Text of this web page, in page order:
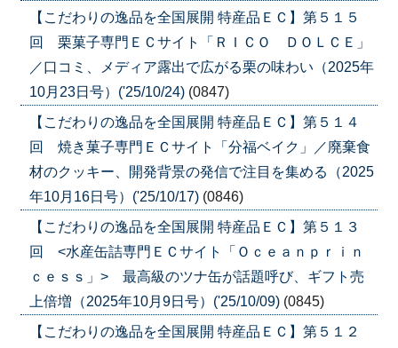
【こだわりの逸品を全国展開 特産品ＥＣ】第５１５
回 栗菓子専門ＥＣサイト「ＲＩＣＯ ＤＯＬＣＥ」
／口コミ、メディア露出で広がる栗の味わい（2025年
10月23日号）('25/10/24) (0847)
【こだわりの逸品を全国展開 特産品ＥＣ】第５１４
回 焼き菓子専門ＥＣサイト「分福ベイク」／廃棄食
材のクッキー、開発背景の発信で注目を集める（2025
年10月16日号）('25/10/17) (0846)
【こだわりの逸品を全国展開 特産品ＥＣ】第５１３
回 <水産缶詰専門ＥＣサイト「Ｏｃｅａｎｐｒｉｎ
ｃｅｓｓ」> 最高級のツナ缶が話題呼び、ギフト売
上倍増（2025年10月9日号）('25/10/09) (0845)
【こだわりの逸品を全国展開 特産品ＥＣ】第５１２